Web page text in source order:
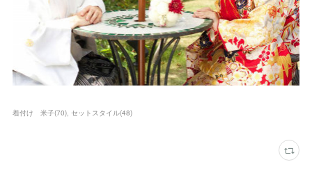
着付け 米子(70) セットスタイル(48)